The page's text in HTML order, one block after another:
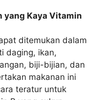
yang Kaya Vitamin
ditemukan dalam
daging, ikan,
biji-bijian, dan
makanan ini
teratur untuk